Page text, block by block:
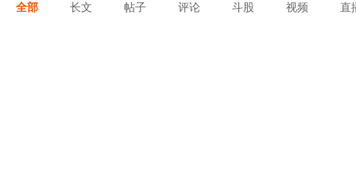
全部 长文 帖子 评论 斗股 视频 直